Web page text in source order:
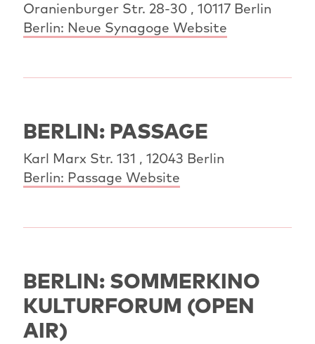
Oranienburger Str. 28-30 , 10117 Berlin
Berlin: Neue Synagoge Website
BERLIN: PASSAGE
Karl Marx Str. 131 , 12043 Berlin
Berlin: Passage Website
BERLIN: SOMMERKINO
KULTURFORUM (OPEN
AIR)